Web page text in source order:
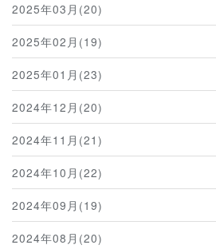
2025年03月(20)
2025年02月(19)
2025年01月(23)
2024年12月(20)
2024年11月(21)
2024年10月(22)
2024年09月(19)
2024年08月(20)